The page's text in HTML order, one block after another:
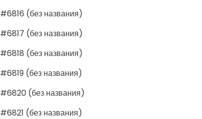
#6816 (без названия)
#6817 (без названия)
#6818 (без названия)
#6819 (без названия)
#6820 (без названия)
#6821 (без названия)